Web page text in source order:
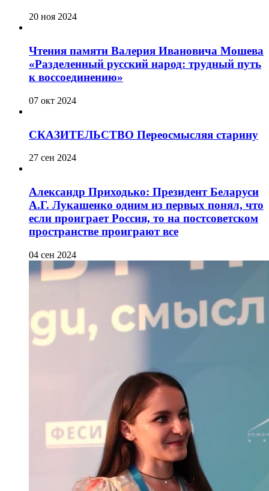
20 ноя 2024
Чтения памяти Валерия Ивановича Мошева
«Разделенный русский народ: трудный путь
к воссоединению»
07 окт 2024
СКАЗИТЕЛЬСТВО Переосмысляя старину
27 сен 2024
Александр Приходько: Президент Беларуси
А.Г. Лукашенко одним из первых понял, что
если проиграет Россия, то на постсоветском
пространстве проиграют все
04 сен 2024